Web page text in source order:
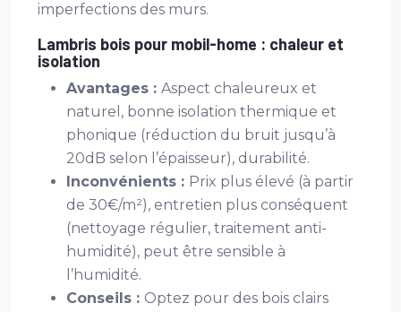
imperfections des murs.
Lambris bois pour mobil-home : chaleur et
isolation
Avantages : Aspect chaleureux et
naturel, bonne isolation thermique et
phonique (réduction du bruit jusqu’à
20dB selon l’épaisseur), durabilité.
Inconvénients : Prix plus élevé (à partir
de 30€/m²), entretien plus conséquent
(nettoyage régulier, traitement anti-
humidité), peut être sensible à
l’humidité.
Conseils : Optez pour des bois clairs